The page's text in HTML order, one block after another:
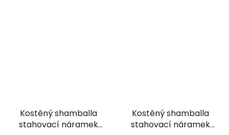
Kostěný shamballa
stahovací náramek
Kostěný shamballa
stahovací náramek